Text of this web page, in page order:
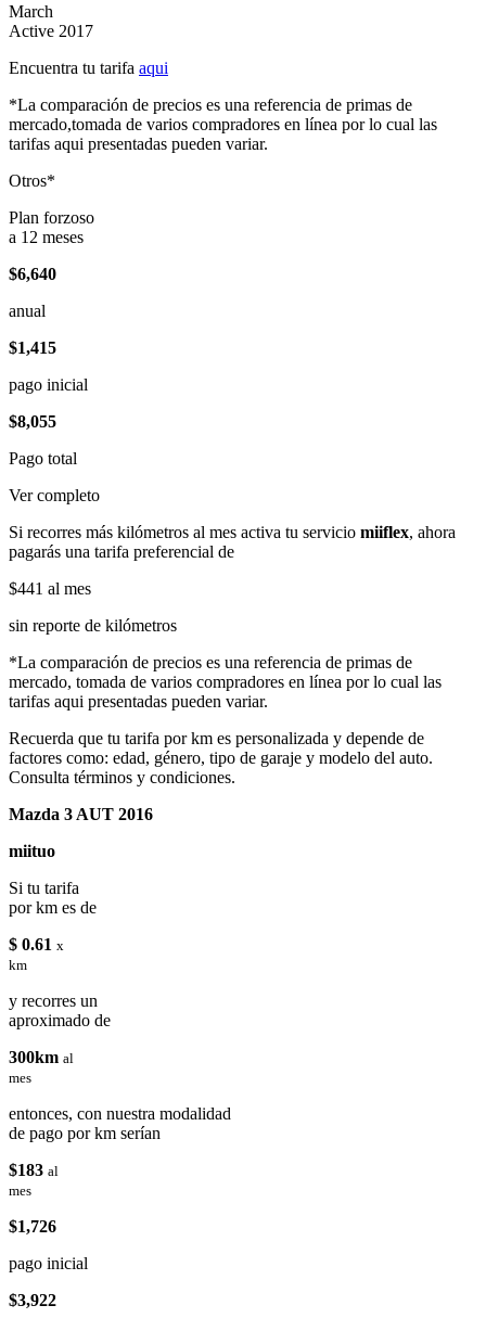
March
Active 2017
Encuentra tu tarifa aqui
*La comparación de precios es una referencia de primas de
mercado,tomada de varios compradores en línea por lo cual las
tarifas aqui presentadas pueden variar.
Otros*
Plan forzoso
a 12 meses
$6,640
anual
$1,415
pago inicial
$8,055
Pago total
Ver completo
Si recorres más kilómetros al mes activa tu servicio miiflex, ahora
pagarás una tarifa preferencial de
$441 al mes
sin reporte de kilómetros
*La comparación de precios es una referencia de primas de
mercado, tomada de varios compradores en línea por lo cual las
tarifas aqui presentadas pueden variar.
Recuerda que tu tarifa por km es personalizada y depende de
factores como: edad, género, tipo de garaje y modelo del auto.
Consulta términos y condiciones.
Mazda 3 AUT 2016
miituo
Si tu tarifa
por km es de
$ 0.61 x
km
y recorres un
aproximado de
300km al
mes
entonces, con nuestra modalidad
de pago por km serían
$183 al
mes
$1,726
pago inicial
$3,922